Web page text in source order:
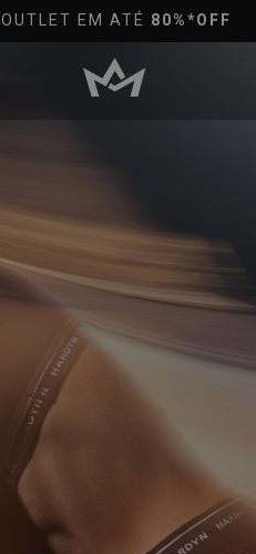
PRA PAGAMENTOS NO PIX